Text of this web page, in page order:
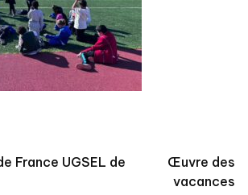
France UGSEL de
Œuvre des
vacances